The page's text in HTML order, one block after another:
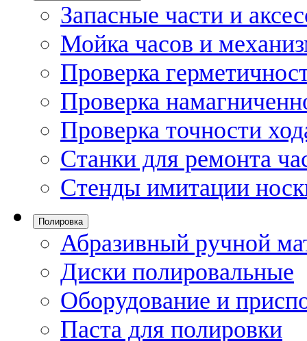
Запасные части и
Мойка часов и
Проверка
Проверка
Проверка точности
Станки для ремонта
Стенды имитации
Полировка
Абразивный ручной
Диски полировальные
Оборудование и
Паста для полировки